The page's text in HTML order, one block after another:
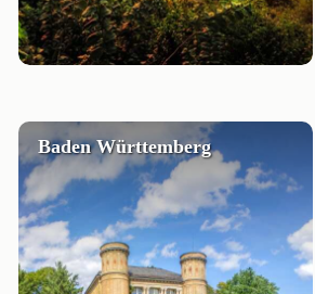
Baden Württemberg